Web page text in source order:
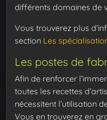
différents domaines de
Vous trouverez plus
section Les
Les postes de
Afin de renforcer
toutes les recettes
nécessitent l’utilisation
Vous en trouverez en